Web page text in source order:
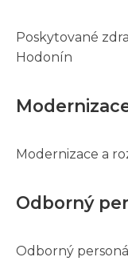
Poskytované
Hodonín
Modernizace a
Odborný
Odborný